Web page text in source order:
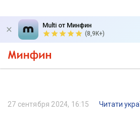
Multi от Минфин
(8,9K+)
27 сентября 2024, 16:15 Читати